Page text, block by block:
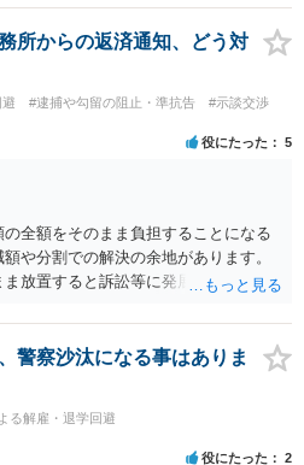
て、任意で取調を受けた人はいま
的理由はわかりませんが、児童ポルノ
て、日本の刑罰法規に触れる点があれ
。
所からの返済通知、どう対
#逮捕や勾留の阻止・準抗告
#示談交渉
役にたった 5
全額をそのまま負担することになる
や分割での解決の余地があります。
放置すると訴訟等に発展してしまう
警察沙汰になる事はありま
る解雇・退学回避
役にたった 2